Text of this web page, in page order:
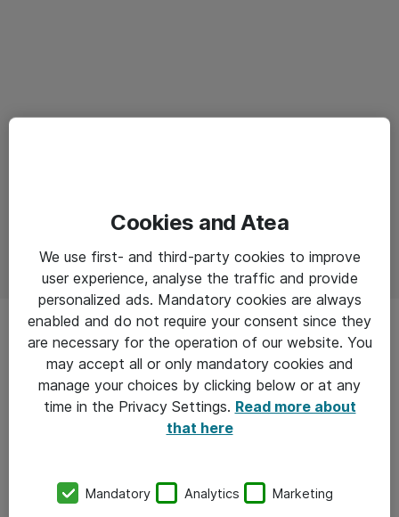
”Nedetid i datacenteret koster i
omegnen af 400.000 kr. om dagen”
Cookies and Atea
We use first- and third-party cookies to improve
user experience, analyse the traffic and provide
personalized ads. Mandatory cookies are always
enabled and do not require your consent since they
are necessary for the operation of our website. You
may accept all or only mandatory cookies and
manage your choices by clicking below or at any
time in the Privacy Settings. Read more about
that here
Mandatory Analytics Marketing